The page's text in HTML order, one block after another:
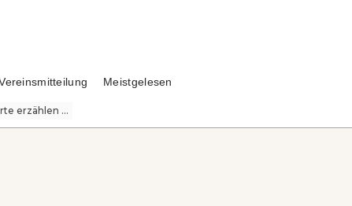
Meistgelesen
erzählen ...